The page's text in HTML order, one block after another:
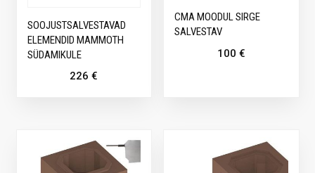
SOOJUSTSALVESTAVAD
ELEMENDID MAMMOTH
SÜDAMIKULE
226€
CMA MOODUL SIRGE
SALVESTAV
100 €